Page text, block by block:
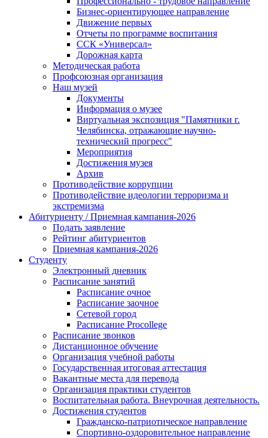
Бизнес-ориентирующее направление
Движение первых
Отчеты по программе воспитания
ССК «Универсал»
Дорожная карта
Методическая работа
Профсоюзная организация
Наш музей
Документы
Информация о музее
Виртуальная экспозиция "Памятники г.
Челябинска, отражающие научно-
технический прогресс"
Мероприятия
Достижения музея
Архив
Противодействие коррупции
Противодействие идеологии терроризма и
экстремизма
Абитуриенту / Приемная кампания-2026
Подать заявление
Рейтинг абитуриентов
Приемная кампания-2026
Студенту
Электронный дневник
Расписание занятий
Расписание очное
Расписание заочное
Сетевой город
Расписание Procollege
Расписание звонков
Дистанционное обучение
Организация учебной работы
Государственная итоговая аттестация
Вакантные места для перевода
Организация практики студентов
Воспитательная работа. Внеурочная деятельность.
Достижения студентов
Гражданско-патриотическое направление
Спортивно-оздоровительное направление